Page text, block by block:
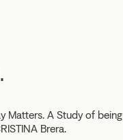
Matters. A Study of being
Brera.